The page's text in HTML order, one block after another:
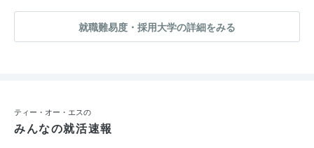
就職難易度・採用大学の詳細をみる
ティー・オー・エスの
みんなの就活速報